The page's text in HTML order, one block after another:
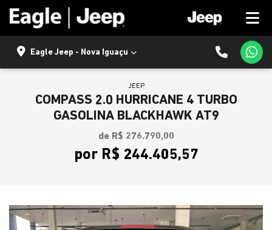
Eagle Jeep - Nova Iguaçu
JEEP
COMPASS 2.0 HURRICANE 4 TURBO
GASOLINA BLACKHAWK AT9
de R$ 276.790,00
por R$ 244.405,57